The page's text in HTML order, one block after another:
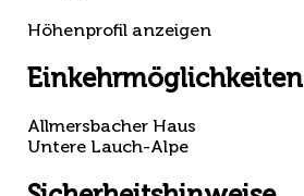
Höhenprofil anzeigen
Einkehrmöglichkeiten
Allmersbacher Haus
Untere Lauch-Alpe